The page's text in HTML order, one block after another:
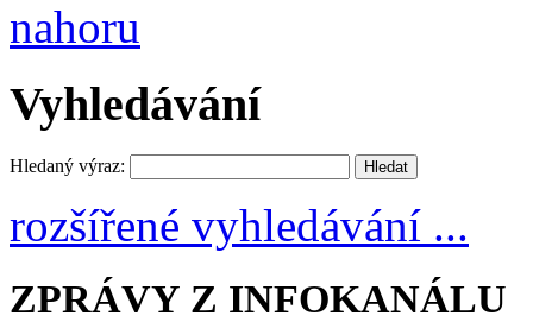
nahoru
Vyhledávání
Hledaný výraz:
rozšířené vyhledávání ...
ZPRÁVY Z INFOKANÁLU